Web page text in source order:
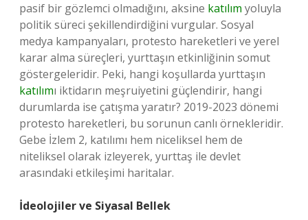
pasif bir gözlemci olmadığını, aksine katılım yoluyla
politik süreci şekillendirdiğini vurgular. Sosyal
medya kampanyaları, protesto hareketleri ve yerel
karar alma süreçleri, yurttaşın etkinliğinin somut
göstergeleridir. Peki, hangi koşullarda yurttaşın
katılımı iktidarın meşruiyetini güçlendirir, hangi
durumlarda ise çatışma yaratır? 2019-2023 dönemi
protesto hareketleri, bu sorunun canlı örnekleridir.
Gebe İzlem 2, katılımı hem niceliksel hem de
niteliksel olarak izleyerek, yurttaş ile devlet
arasındaki etkileşimi haritalar.
İdeolojiler ve Siyasal Bellek